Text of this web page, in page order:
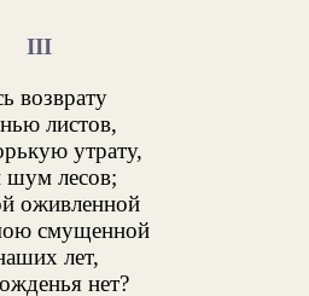
III
возврату
листов,
утрату,
лесов;
оживленной
смущенной
лет,
нет?